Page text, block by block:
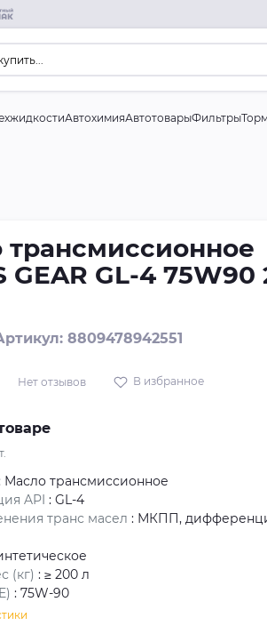
АвтохимияАвтотоварыФильтры
трансмиссионное
GEAR GL-4 75W90
8809478942551
Нет отзывов В избранное
Масло трансмиссионное
API : GL-4
транс масел : МКПП,
(кг) : ≥ 200 л
: 75W-90